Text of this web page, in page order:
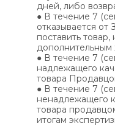
дней, либо
● В течение 7
отказывается
поставить
дополнительным
● В течение 7
надлежащего
товара
● В течение 7
ненадлежащего
товара
итогам